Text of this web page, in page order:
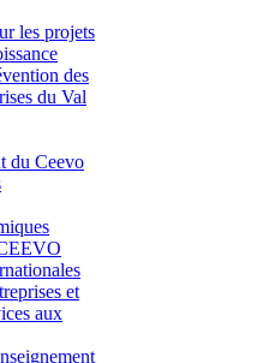
les projets
des
du Val
du Ceevo
et
aux